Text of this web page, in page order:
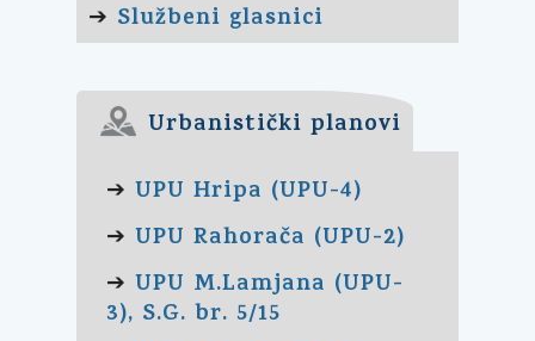
➔ Službeni glasnici
Urbanistički planovi
➔ UPU Hripa (UPU-4)
➔ UPU Rahorača (UPU-2)
➔ UPU M.Lamjana (UPU-
3), S.G. br. 5/15